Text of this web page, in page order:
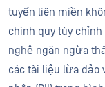
tuyến liên miền
chính quy tùy chỉnh
nghệ ngăn ngừa
các tài liệu lừa đảo